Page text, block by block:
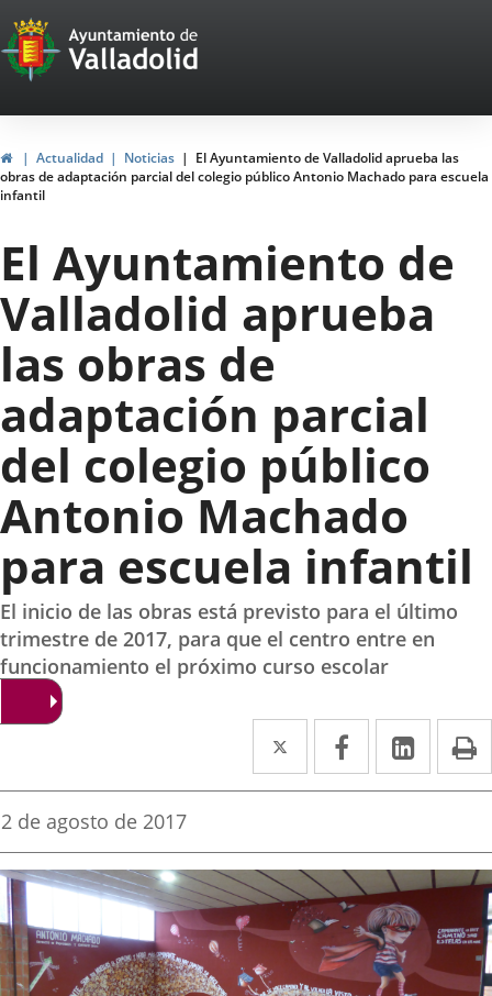
Portal
Web
del
Ayuntamiento
de
Valladolid
InicioActualidad Noticias
El Ayuntamiento de Valladolid aprueba las
obras de adaptación parcial del colegio público Antonio Machado para escuela
infantil
El Ayuntamiento de
Valladolid aprueba
las obras de
adaptación parcial
del colegio público
Antonio Machado
para escuela infantil
El inicio de las obras está previsto para el último
trimestre de 2017, para que el centro entre en
funcionamiento el próximo curso escolar
Twitter
Enlace
a
aplicación
externa.
Facebook
Enlace
a
aplicación
externa.
Enlace
a
Fecha
la
noticia
2 de agosto de 2017